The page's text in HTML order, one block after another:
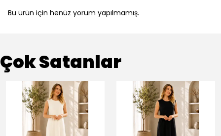
Bu ürün için henüz yorum yapılmamış.
Çok Satanlar